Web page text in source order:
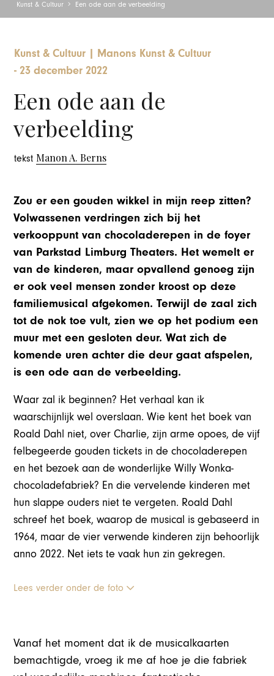
Kunst & Cultuur Een ode aan de verbeelding
Kunst & Cultuur
Manons Kunst & Cultuur
-23 december 2022
Een ode aan de
verbeelding
tekst Manon A. Berns
Zou er een gouden wikkel in mijn reep zitten?
Volwassenen verdringen zich bij het
verkooppunt van chocoladerepen in de foyer
van Parkstad Limburg Theaters. Het wemelt er
van de kinderen, maar opvallend genoeg zijn
er ook veel mensen zonder kroost op deze
familiemusical afgekomen. Terwijl de zaal zich
tot de nok toe vult, zien we op het podium een
muur met een gesloten deur. Wat zich de
komende uren achter die deur gaat afspelen,
is een ode aan de verbeelding.
Waar zal ik beginnen? Het verhaal kan ik
waarschijnlijk wel overslaan. Wie kent het boek van
Roald Dahl niet, over Charlie, zijn arme opoes, de vijf
felbegeerde gouden tickets in de chocoladerepen
en het bezoek aan de wonderlijke Willy Wonka-
chocoladefabriek? En die vervelende kinderen met
hun slappe ouders niet te vergeten. Roald Dahl
schreef het boek, waarop de musical is gebaseerd in
1964, maar de vier verwende kinderen zijn behoorlijk
anno 2022. Net iets te vaak hun zin gekregen.
Lees verder onder de foto
Vanaf het moment dat ik de musicalkaarten
bemachtigde, vroeg ik me af hoe je die fabriek